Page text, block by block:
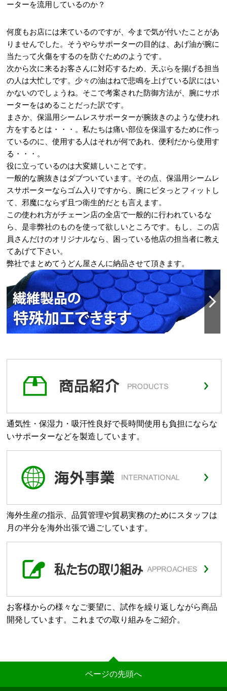
ーターを流用しているのか？
何度もお店には来ているのですが、今まで気が付いたことがあ
りませんでした。そうやらサポーターの目的は、あげ油が腕に
当たって火傷をするのを防ぐためのようです。
次から次に来るお客さんに対応するため、天ぷらを揚げる担当
の人は大忙しです。少々の油はねで悲鳴を上げている訳にはい
かないのでしょうね。そこで考案された防御方法が、腕にサポ
ーターをはめることだった訳です。
まさか、保温用シームレスサポーターが腕抜きのような使われ
方をするとは・・・。私たちは痛い部位を保温するために作っ
ているのに、使用する人はそれが何であれ、便利だから使用す
る・・・。
役に立っているのは大変嬉しいことです。
一般的な腕抜きはダブついています。その点、保温用シームレ
スサポーターならゴム入りですから、腕にピタっとフィットし
て、邪魔にならず且つ衛生的だとも言えます。
この使われ方がチェーン店の全店で一般的に行われているな
ら、是非弊社のものを使って欲しいところです。もし、この店
員さんだけのオリジナルなら、困っている他店の担当者に教え
てあげて下さい。
弊社でまとめてうどん屋さんに納品させて頂きます。
通気性・保湿力・吸汗性良好で長時間使用も負担にならな
いサポーターなどを製造しています。
海外生産の指示、品質管理や貿易実務のためにスタッフは
月の半分を海外出張で過ごしています。
お客様からの様々なご要望に、試作を繰り返しながら商品
開発しています。これまでの取り組みをご紹介。
ページの先頭へ